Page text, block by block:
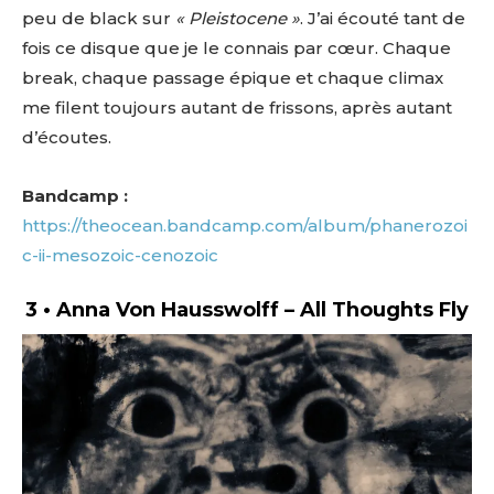
peu de black sur « Pleistocene ». J’ai écouté tant de
fois ce disque que je le connais par cœur. Chaque
break, chaque passage épique et chaque climax
me filent toujours autant de frissons, après autant
d’écoutes.
Bandcamp :
https://theocean.bandcamp.com/album/phanerozoi
c-ii-mesozoic-cenozoic
3 • Anna Von Hausswolff – All Thoughts Fly